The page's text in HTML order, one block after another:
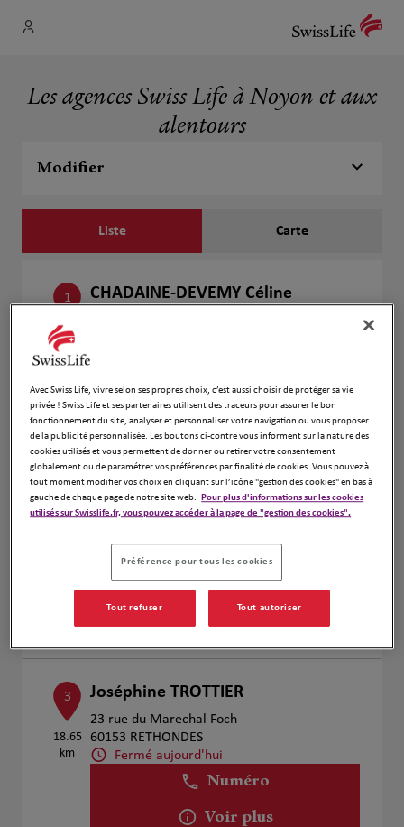
Les agences Swiss Life à Noyon et aux
alentours
Modifier
Liste Carte
1
1.17 km
CHADAINE-DEVEMY Céline
Numéro
Voir plus
2 Jérôme OMNES
8 Rue de Nesle
Fermé aujourd'hui
Numéro
3
18.65
km
Joséphine TROTTIER
23 rue du Marechal Foch
60153 RETHONDES
Fermé aujourd'hui
Numéro
Voir plus
Avec Swiss Life, vivre selon ses propres choix, c’est aussi choisir de protéger sa vie
privée ! Swiss Life et ses partenaires utilisent des traceurs pour assurer le bon
fonctionnement du site, analyser et personnaliser votre navigation ou vous proposer
de la publicité personnalisée. Les boutons ci-contre vous informent sur la nature des
cookies utilisés et vous permettent de donner ou retirer votre consentement
globalement ou de paramétrer vos préférences par finalité de cookies. Vous pouvez à
tout moment modifier vos choix en cliquant sur l’icône "gestion des cookies" en bas à
gauche de chaque page de notre site web.
Pour plus d'informations sur les cookies
utilisés sur Swisslife.fr, vous pouvez accéder à la page de "gestion des cookies".
Préférence pour tous les cookies
Tout refuser Tout autoriser